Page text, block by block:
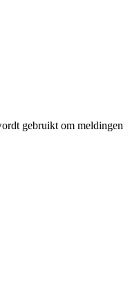
gebruikt om meldingen